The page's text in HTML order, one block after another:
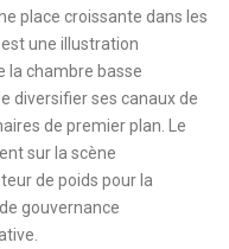
place croissante dans les
une illustration
la chambre basse
diversifier ses canaux de
de premier plan. Le
sur la scène
de poids pour la
gouvernance